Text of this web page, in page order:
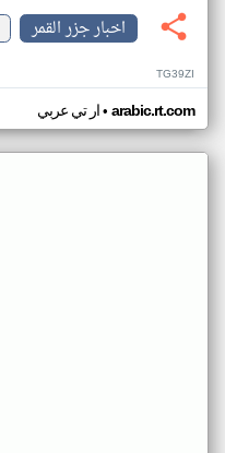
اخبار جزر القمر
TG39ZI
ار تي عربي• arabic.rt.com